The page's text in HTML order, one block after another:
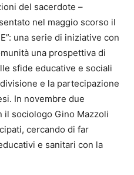
del sacerdote –
nel maggio scorso il
una serie di iniziative con
una prospettiva di
sfide educative e sociali
e la partecipazione
In novembre due
sociologo Gino Mazzoli
cercando di far
e sanitari con la